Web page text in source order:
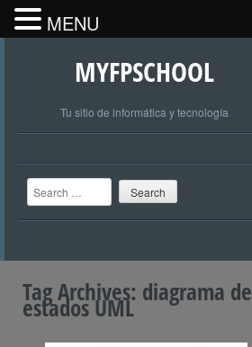
MYFPSCHOOL
Tu sitio de informática y tecnología
Search
Tag Archives: diagrama de
estados UML
MENU